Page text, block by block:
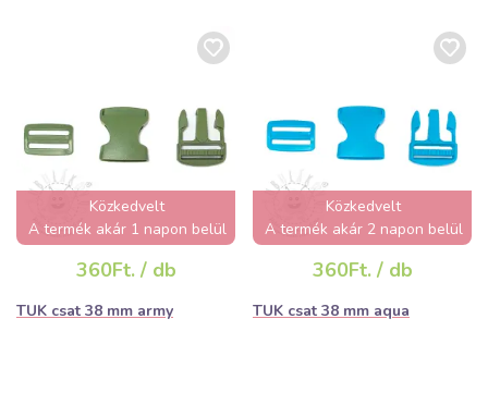
Közkedvelt
A termék akár 1 napon belül
elfogyhat!
360Ft. / db
TUK csat 38 mm army
Közkedvelt
A termék akár 2 napon belül
elfogyhat!
360Ft. / db
TUK csat 38 mm aqua